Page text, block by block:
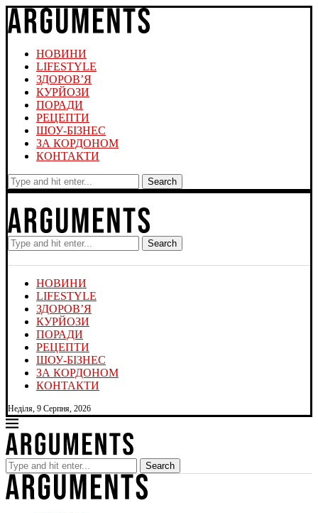
НОВИНИ
LIFESTYLE
ЗДОРОВ’Я
КУРЙОЗИ
ПОРАДИ
РЕЦЕПТИ
ШОУ-БІЗНЕС
ЗА КОРДОНОМ
КОНТАКТИ
Search
Search
НОВИНИ
LIFESTYLE
ЗДОРОВ’Я
КУРЙОЗИ
ПОРАДИ
РЕЦЕПТИ
ШОУ-БІЗНЕС
ЗА КОРДОНОМ
КОНТАКТИ
Неділя, 9 Серпня, 2026
Search